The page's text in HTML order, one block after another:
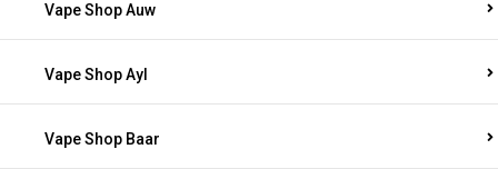
Vape Shop Auw
Vape Shop Ayl
Vape Shop Baar